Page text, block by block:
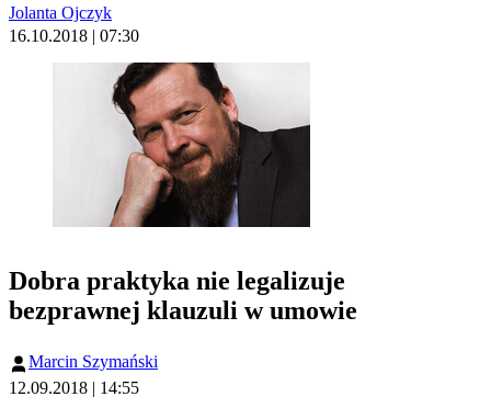
Jolanta Ojczyk
16.10.2018 | 07:30
Dobra praktyka nie legalizuje
bezprawnej klauzuli w umowie
Marcin Szymański
12.09.2018 | 14:55